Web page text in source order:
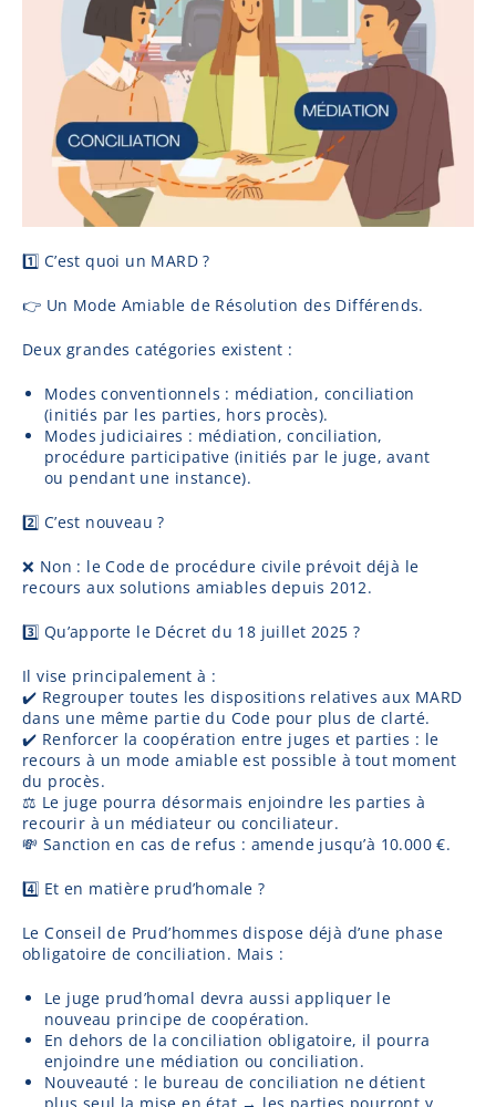
1️⃣ C’est quoi un MARD ?
👉 Un Mode Amiable de Résolution des Différends.
Deux grandes catégories existent :
Modes conventionnels : médiation, conciliation
(initiés par les parties, hors procès).
Modes judiciaires : médiation, conciliation,
procédure participative (initiés par le juge, avant
ou pendant une instance).
2️⃣ C’est nouveau ?
❌ Non : le Code de procédure civile prévoit déjà le
recours aux solutions amiables depuis 2012.
3️⃣ Qu’apporte le Décret du 18 juillet 2025 ?
Il vise principalement à :
✔️ Regrouper toutes les dispositions relatives aux MARD
dans une même partie du Code pour plus de clarté.
✔️ Renforcer la coopération entre juges et parties : le
recours à un mode amiable est possible à tout moment
du procès.
⚖️ Le juge pourra désormais enjoindre les parties à
recourir à un médiateur ou conciliateur.
💸 Sanction en cas de refus : amende jusqu’à 10.000 €.
4️⃣ Et en matière prud’homale ?
Le Conseil de Prud’hommes dispose déjà d’une phase
obligatoire de conciliation. Mais :
Le juge prud’homal devra aussi appliquer le
nouveau principe de coopération.
En dehors de la conciliation obligatoire, il pourra
enjoindre une médiation ou conciliation.
Nouveauté : le bureau de conciliation ne détient